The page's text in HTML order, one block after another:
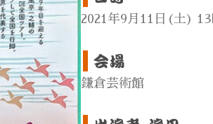
2021年9月11日(土) 13
鎌倉芸術館